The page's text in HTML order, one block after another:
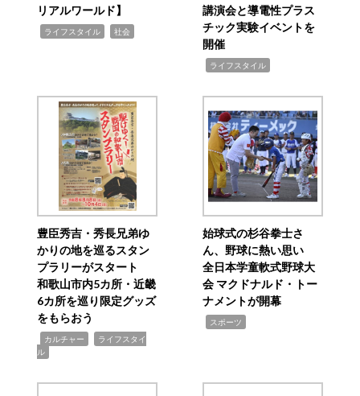
リアルワールド】
ライフスタイル 社会
講演会と導電性プラス
チック実験イベントを
開催
ライフスタイル
豊臣秀吉・秀長兄弟ゆ
かりの地を巡るスタン
プラリーがスタート
和歌山市内5カ所・近畿
6カ所を巡り限定グッズ
をもらおう
カルチャー
ライフスタイ
ル
始球式の杉谷拳士さ
ん、野球に熱い思い
全日本学童軟式野球大
会 マクドナルド・トー
ナメントが開幕
スポーツ